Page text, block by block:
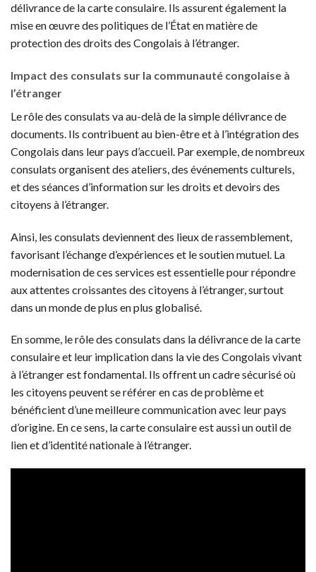
délivrance de la carte consulaire. Ils assurent également la
mise en œuvre des politiques de l’État en matière de
protection des droits des Congolais à l’étranger.
Impact des consulats sur la communauté congolaise à
l’étranger
Le rôle des consulats va au-delà de la simple délivrance de
documents. Ils contribuent au bien-être et à l’intégration des
Congolais dans leur pays d’accueil. Par exemple, de nombreux
consulats organisent des ateliers, des événements culturels,
et des séances d’information sur les droits et devoirs des
citoyens à l’étranger.
Ainsi, les consulats deviennent des lieux de rassemblement,
favorisant l’échange d’expériences et le soutien mutuel. La
modernisation de ces services est essentielle pour répondre
aux attentes croissantes des citoyens à l’étranger, surtout
dans un monde de plus en plus globalisé.
En somme, le rôle des consulats dans la délivrance de la carte
consulaire et leur implication dans la vie des Congolais vivant
à l’étranger est fondamental. Ils offrent un cadre sécurisé où
les citoyens peuvent se référer en cas de problème et
bénéficient d’une meilleure communication avec leur pays
d’origine. En ce sens, la carte consulaire est aussi un outil de
lien et d’identité nationale à l’étranger.